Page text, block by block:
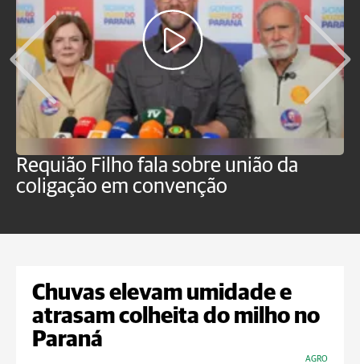
Requião Filho fala sobre união da
coligação em convenção
Chuvas elevam umidade e
atrasam colheita do milho no
Paraná
AGRO